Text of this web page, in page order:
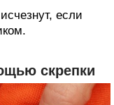
если
скрепки